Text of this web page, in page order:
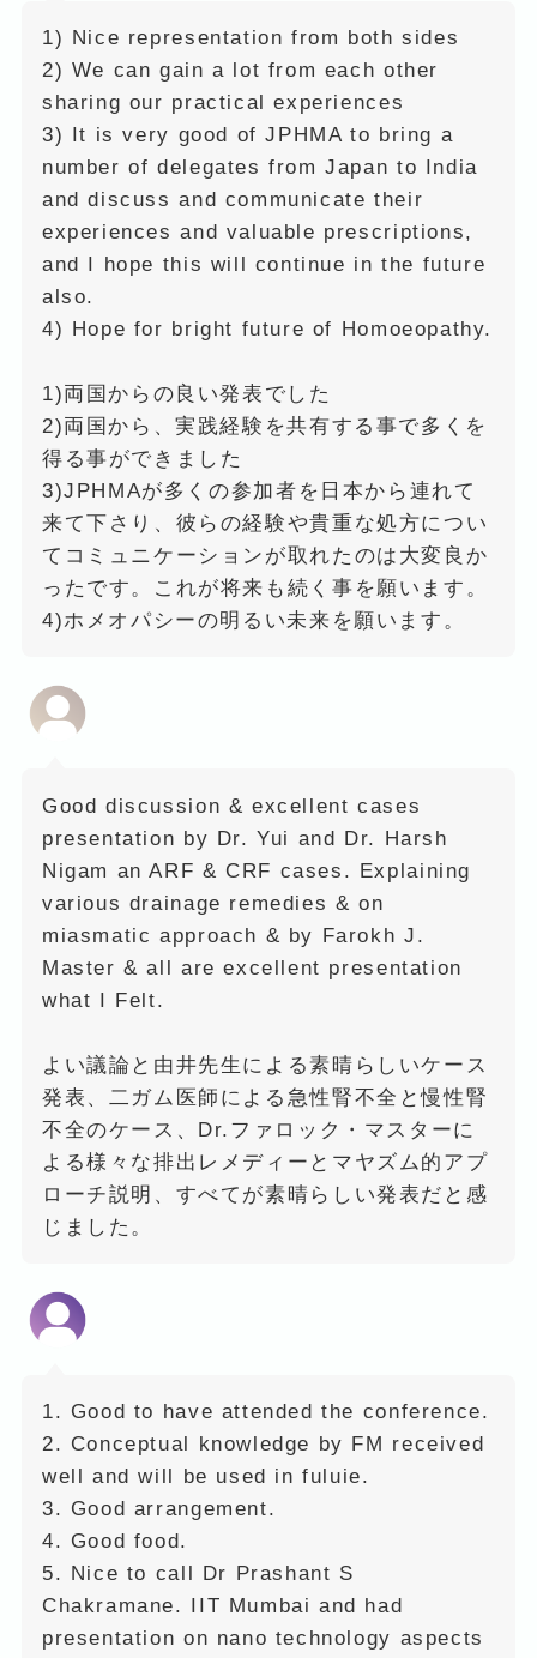
1) Nice representation from both sides
2) We can gain a lot from each other
sharing our practical experiences
3) It is very good of JPHMA to bring a
number of delegates from Japan to India
and discuss and communicate their
experiences and valuable prescriptions,
and I hope this will continue in the future
also.
4) Hope for bright future of Homoeopathy.
1)両国からの良い発表でした
2)両国から、実践経験を共有する事で多くを
得る事ができました
3)JPHMAが多くの参加者を日本から連れて
来て下さり、彼らの経験や貴重な処方につい
てコミュニケーションが取れたのは大変良か
ったです。これが将来も続く事を願います。
4)ホメオパシーの明るい未来を願います。
Good discussion & excellent cases
presentation by Dr. Yui and Dr. Harsh
Nigam an ARF & CRF cases. Explaining
various drainage remedies & on
miasmatic approach & by Farokh J.
Master & all are excellent presentation
what I Felt.
よい議論と由井先生による素晴らしいケース
発表、二ガム医師による急性腎不全と慢性腎
不全のケース、Dr.ファロック・マスターに
よる様々な排出レメディーとマヤズム的アプ
ローチ説明、すべてが素晴らしい発表だと感
じました。
1. Good to have attended the conference.
2. Conceptual knowledge by FM received
well and will be used in fuluie.
3. Good arrangement.
4. Good food.
5. Nice to call Dr Prashant S
Chakramane. IIT Mumbai and had
presentation on nano technology aspects